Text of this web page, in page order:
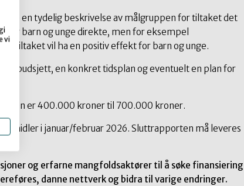
en tydelig beskrivelse av målgruppen for tiltaket det
er barn og unge direkte, men for eksempel
tiltaket vil ha en positiv effekt for barn og unge.
budsjett, en konkret tidsplan og eventuelt en plan for
er 400.000 kroner til 700.000 kroner.
midler i januar/februar 2026. Sluttrapporten må leveres
og erfarne mangfoldsaktører til å søke finansiering
danne nettverk og bidra til varige endringer.
vi